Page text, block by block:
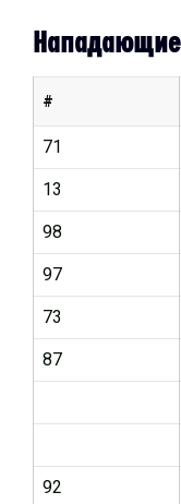
Нападающие
#
71
13
98
97
73
87
92